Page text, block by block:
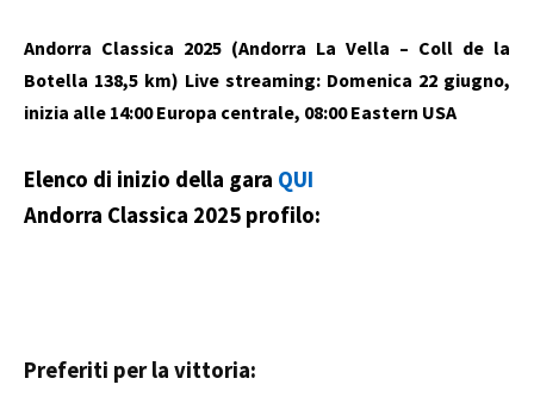
Andorra Classica 2025 (Andorra La Vella – Coll de la
Botella 138,5 km) Live streaming: Domenica 22 giugno,
inizia alle 14:00 Europa centrale, 08:00 Eastern USA
Elenco di inizio della gara QUI
Andorra Classica 2025 profilo:
Preferiti per la vittoria: